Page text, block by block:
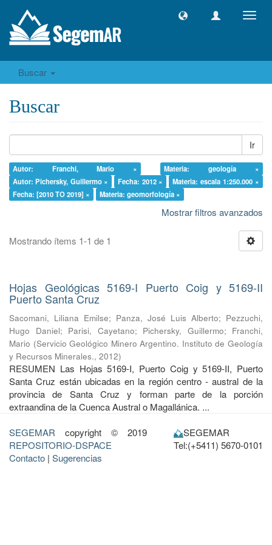
Buscar
Buscar
Ir
Autor: Franchi, Mario ×
Materia: geología ×
Autor: Pichersky, Guillermo ×
Fecha: 2012 ×
Materia: escala 1:250.000 ×
Fecha: [2010 TO 2019] ×
Materia: geomorfología ×
Mostrar filtros avanzados
Mostrando ítems 1-1 de 1
Hojas Geológicas 5169-I Puerto Coig y 5169-II
Puerto Santa Cruz
Sacomani, Liliana Emilse; Panza, José Luis Alberto; Pezzuchi,
Hugo Daniel; Parisi, Cayetano; Pichersky, Guillermo; Franchi,
Mario (Servicio Geológico Minero Argentino. Instituto de Geología
y Recursos Minerales., 2012)
RESUMEN Las Hojas 5169-I, Puerto Coig y 5169-II, Puerto
Santa Cruz están ubicadas en la región centro - austral de la
provincia de Santa Cruz y forman parte de la porción
extraandina de la Cuenca Austral o Magallánica. ...
SEGEMAR copyright © 2019
REPOSITORIO-DSPACE
Contacto | Sugerencias
SEGEMAR
Tel:(+5411) 5670-0101